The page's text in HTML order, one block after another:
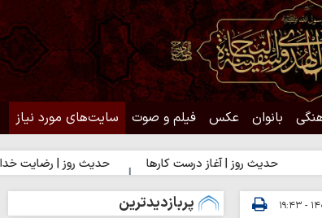
بانوان عکس فیلم و صوت سایت‌های مورد نیاز
روز | آغاز درست کارها حدیث روز | رضایت خدا یا رضایت
پربازدیدترین